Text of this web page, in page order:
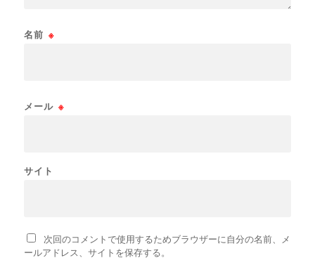
名前 ※
メール ※
サイト
次回のコメントで使用するためブラウザーに自分の名前、メ
ールアドレス、サイトを保存する。